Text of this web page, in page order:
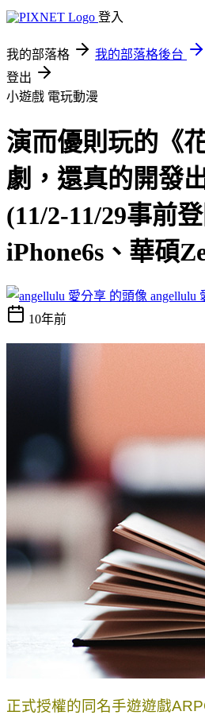
登入
我的部落格 我的部落格後台
登出
小遊戲 電玩動漫
演而優則玩的《
劇，還真的開發
(11/2-11/29事前
iPhone6s、華碩
angellulu
10年前
正式授權的同名手遊遊戲